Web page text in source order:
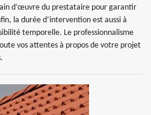
d’œuvre du prestataire pour garantir
la durée d’intervention est aussi à
temporelle. Le professionnalisme
vos attentes à propos de votre projet